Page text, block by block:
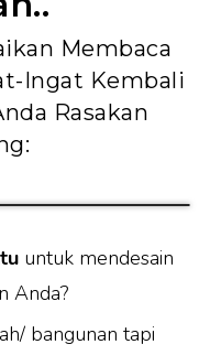
Membaca
Ingat Kembali
Rasakan
untuk mendesain
Anda?
bangunan tapi